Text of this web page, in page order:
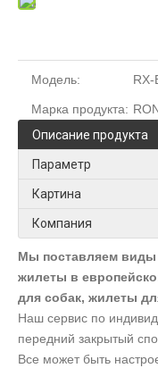
Модель: RX-
Марка продукта:
Описание продукта
Параметр
Картина
Компания
Мы поставляем
жилеты в
для собак, жилеты
Наш сервис по
передний закрытый
Все может быть